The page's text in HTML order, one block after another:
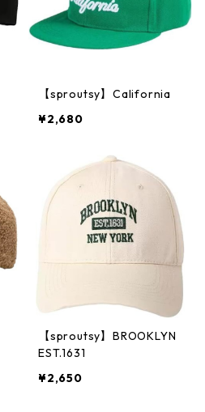
【sproutsy】California
¥2,680
【sproutsy】BROOKLYN
EST.1631
¥2,650